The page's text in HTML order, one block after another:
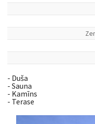
- Duša
- Sauna
- Kamīns
- Terase